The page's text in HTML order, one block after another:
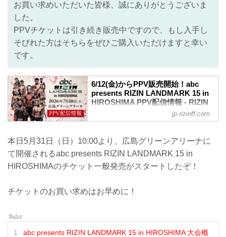
お買い求めいただいた皆様、誠にありがとうございま
した。
PPVチケットは引き続き販売中ですので、もし入手し
そびれた方はそちらをぜひご購入いただけますと幸い
です。
6/12(金)からPPV販売開始！abc
presents RIZIN LANDMARK 15 in
HIROSHIMA PPV配信情報 - RIZIN
FIGHTING FEDERATION オフィシ
ャルサイト
HIROSHIMAのPPV配信チケットが、6月
12日（金）12時よりRIZIN 100 CLUB、
RIZIN LIVE、ABEMA、U-NEXTにて販売
がスタート！（※スカパー！は6/26(金)販
お得なPPV前売りチケットは、大会前日
が実況・解説ありで試合を見たい方は是
非、お好きな配信サービスでabc
jp.rizinff.com
本日5月31日（日）10:00より、広島グリーンアリーナに
て開催されるabc presents RIZIN LANDMARK 15 in
HIROSHIMAのチケット一般発売がスタートしたぞ！
チケットのお買い求めはお早めに！
abc presents RIZIN LANDMARK 15 in HIROSHIMA 大会概